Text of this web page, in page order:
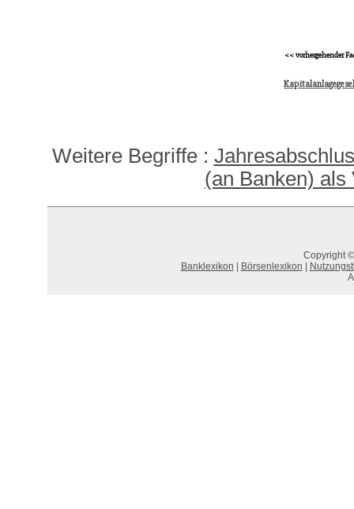
<< vorhergehender
Weitere Begriffe :
(an Banken) als
Copyright
Banklexikon
Börsenlexikon